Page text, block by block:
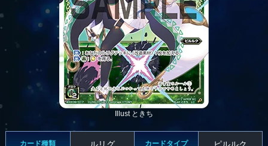
Illust ときち
カード種類 カードタイプ